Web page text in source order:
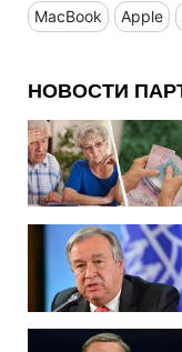
MacBook Apple